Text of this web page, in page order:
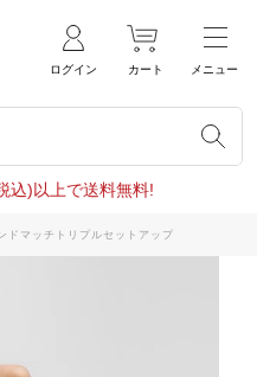
ログイン カート メニュー
込)以上で送料無料!
ドマッチトリプルセットアップ